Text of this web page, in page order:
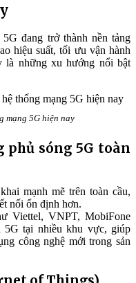
đang trở thành nền tảng
hiệu suất, tối ưu vận hành
là những xu hướng nổi bật
mạng 5G hiện nay
phủ sóng 5G toàn
mạnh mẽ trên toàn cầu,
nối ổn định hơn.
Viettel, VNPT, MobiFone
5G tại nhiều khu vực, giúp
công nghệ mới trong sản